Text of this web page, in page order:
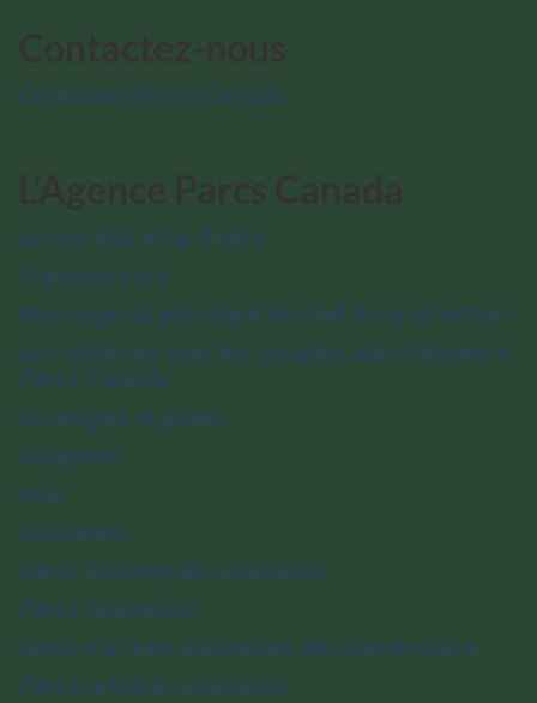
Contactez Parcs Canada
Le mandat et la charte
Transparence
Message du président et chef de la direction
Les relations avec les peuples autochtones à
Parcs Canada
Stratégies et plans
Rapports
Avis
Nouvelles
Lieux historiques nationaux
Parcs nationaux
Aires marines nationales de conservation
Parcs urbains nationaux